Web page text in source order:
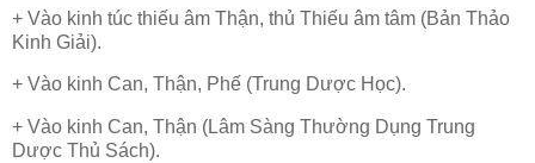
+ Vào kinh túc thiếu âm Thận, thủ Thiếu âm tâm (Bản Thảo
Kinh Giải).
+ Vào kinh Can, Thận, Phế (Trung Dược Học).
+ Vào kinh Can, Thận (Lâm Sàng Thường Dụng Trung
Dược Thủ Sách).